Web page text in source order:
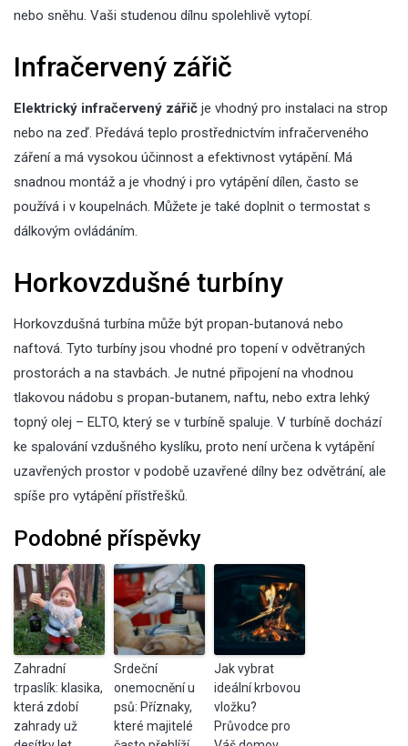
nebo sněhu. Vaši studenou dílnu spolehlivě vytopí.
Infračervený zářič
Elektrický infračervený zářič je vhodný pro instalaci na strop
nebo na zeď. Předává teplo prostřednictvím infračerveného
záření a má vysokou účinnost a efektivnost vytápění. Má
snadnou montáž a je vhodný i pro vytápění dílen, často se
používá i v koupelnách. Můžete je také doplnit o termostat s
dálkovým ovládáním.
Horkovzdušné turbíny
Horkovzdušná turbína může být propan-butanová nebo
naftová. Tyto turbíny jsou vhodné pro topení v odvětraných
prostorách a na stavbách. Je nutné připojení na vhodnou
tlakovou nádobu s propan-butanem, naftu, nebo extra lehký
topný olej – ELTO, který se v turbíně spaluje. V turbíně dochází
ke spalování vzdušného kyslíku, proto není určena k vytápění
uzavřených prostor v podobě uzavřené dílny bez odvětrání, ale
spíše pro vytápění přístřešků.
Podobné příspěvky
Zahradní
trpaslík: klasika,
která zdobí
zahrady už
Srdeční
onemocnění u
psů: Příznaky,
které majitelé
Jak vybrat
ideální krbovou
vložku?
Průvodce pro